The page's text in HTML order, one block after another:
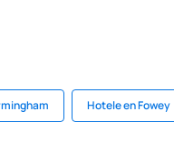
Hotele en Fowey